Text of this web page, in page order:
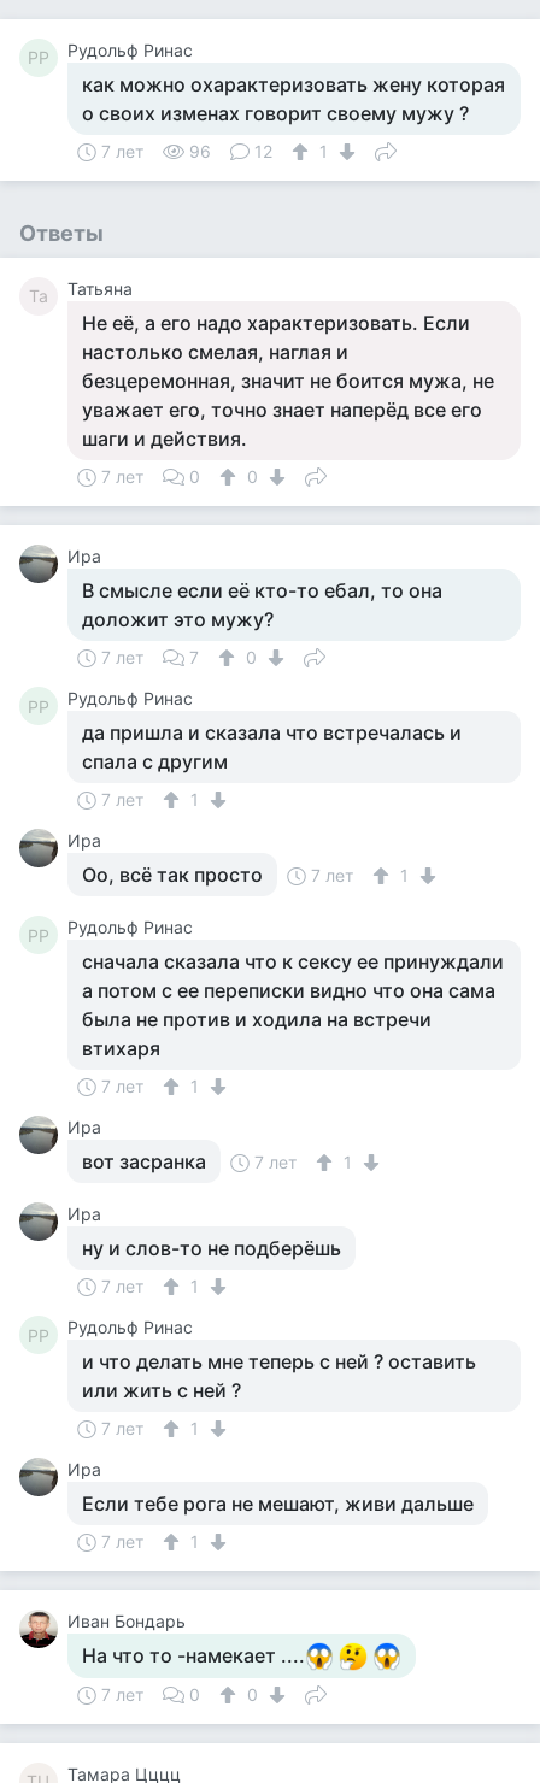
РР Рудольф Ринас
как можно охарактеризовать жену которая
о своих изменах говорит своему мужу ?
7 лет 96 12 1
Ответы
Та Татьяна
Не её, а его надо характеризовать. Если
настолько смелая, наглая и
безцеремонная, значит не боится мужа, не
уважает его, точно знает наперёд все его
шаги и действия.
7 лет 0 0
Ира
В смысле если её кто-то ебал, то она
доложит это мужу?
7 лет 7 0
РР Рудольф Ринас
да пришла и сказала что встречалась и
спала с другим
7 лет
1
Ира
Оо, всё так просто 7 лет 1
РР Рудольф Ринас
сначала сказала что к сексу ее принуждали
а потом с ее переписки видно что она сама
была не против и ходила на встречи
втихаря
7 лет
1
Ира
вот засранка 7 лет 1
Ира
ну и слов-то не подберёшь
7 лет 1
РР Рудольф Ринас
и что делать мне теперь с ней ? оставить
или жить с ней ?
7 лет
1
Ира
Если тебе рога не мешают, живи дальше
7 лет 1
Иван Бондарь
На что то -намекает ....
7 лет 0 0
Тамара Цццц